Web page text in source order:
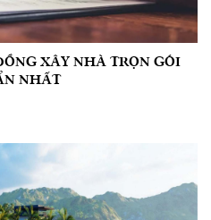
XÂY NHÀ TRỌN GÓI
NHẤT